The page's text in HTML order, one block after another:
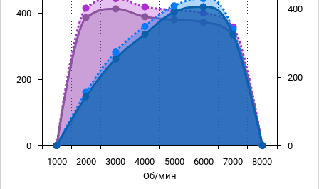
Об/мин
1000 2000 3000 4000 5000 6000 7000 8000
0
200
400
0
200
400